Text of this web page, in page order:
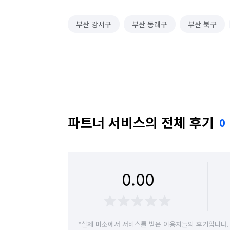
부산 강서구 부산 동래구 부산 북구
파트너 서비스의 전체 후기 0
0.00
*실제 미소에서 서비스를 받은 이용자들의 후기입니다.